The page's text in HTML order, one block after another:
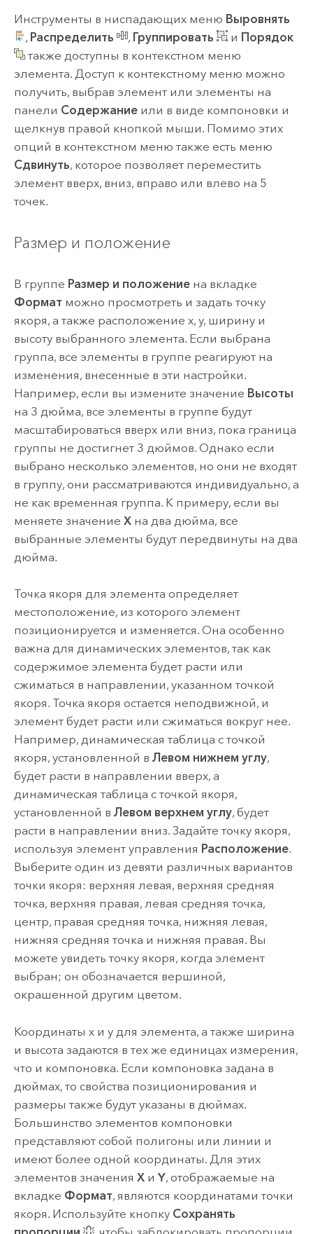
Инструменты в ниспадающих меню Выровнять
, Распределить , Группировать и Порядок
также доступны в контекстном меню
элемента. Доступ к контекстному меню можно
получить, выбрав элемент или элементы на
панели Содержаниеили в виде компоновки и
щелкнув правой кнопкой мыши. Помимо этих
опций в контекстном меню также есть меню
Сдвинуть, которое позволяет переместить
элемент вверх, вниз, вправо или влево на 5
точек.
Размер и положение
В группе Размер и положениена вкладке
Формат можно просмотреть и задать точку
якоря, а также расположение x, y, ширину и
высоту выбранного элемента. Если выбрана
группа, все элементы в группе реагируют на
изменения, внесенные в эти настройки.
Например, если вы измените значение Высоты
на 3 дюйма, все элементы в группе будут
масштабироваться вверх или вниз, пока граница
группы не достигнет 3 дюймов. Однако если
выбрано несколько элементов, но они не входят
в группу, они рассматриваются индивидуально, а
не как временная группа. К примеру, если вы
меняете значение Xна два дюйма, все
выбранные элементы будут передвинуты на два
дюйма.
Точка якоря для элемента определяет
местоположение, из которого элемент
позиционируется и изменяется. Она особенно
важна для динамических элементов, так как
содержимое элемента будет расти или
сжиматься в направлении, указанном точкой
якоря. Точка якоря остается неподвижной, и
элемент будет расти или сжиматься вокруг нее.
Например, динамическая таблица с точкой
якоря, установленной вЛевом нижнем углу,
будет расти в направлении вверх, а
динамическая таблица с точкой якоря,
установленной вЛевом верхнем углу, будет
расти в направлении вниз. Задайте точку якоря,
используя элемент управления Расположение.
Выберите один из девяти различных вариантов
точки якоря: верхняя левая, верхняя средняя
точка, верхняя правая, левая средняя точка,
центр, правая средняя точка, нижняя левая,
нижняя средняя точка и нижняя правая. Вы
можете увидеть точку якоря, когда элемент
выбран; он обозначается вершиной,
окрашенной другим цветом.
Координаты x и y для элемента, а также ширина
и высота задаются в тех же единицах измерения,
что и компоновка. Если компоновка задана в
дюймах, то свойства позиционирования и
размеры также будут указаны в дюймах.
Большинство элементов компоновки
представляют собой полигоны или линии и
имеют более одной координаты. Для этих
элементов значения Xи Y, отображаемые на
вкладке Формат, являются координатами точки
якоря. Используйте кнопку Сохранять